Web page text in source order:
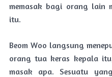
memasak bagi orang lain
itu.
Beom Woo langsung
orang tua keras kepala
masak apa. Sesuatu